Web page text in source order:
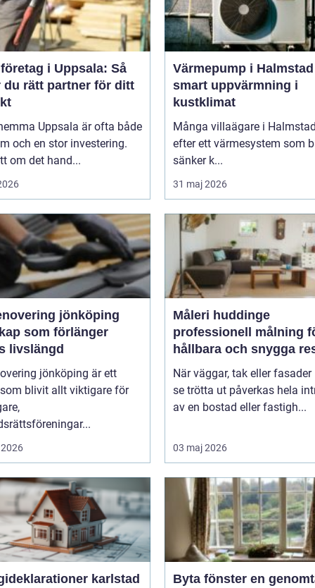
i Uppsala: Så
du rätt partner för ditt
Uppsala är ofta både
och en stor investering.
om det hand...
Värmepump i
smart uppvärmning i
kustklimat
Många villaägare i
efter ett värmesystem som
sänker k...
31 maj 2026
jönköping
som förlänger
livslängd
jönköping är ett
blivit allt viktigare för
Måleri huddinge
professionell målning
hållbara och snygga
När väggar, tak eller fasader
se trötta ut påverkas hela
av en bostad eller fastigh...
03 maj 2026
karlstad
Byta fönster en genomtänkt